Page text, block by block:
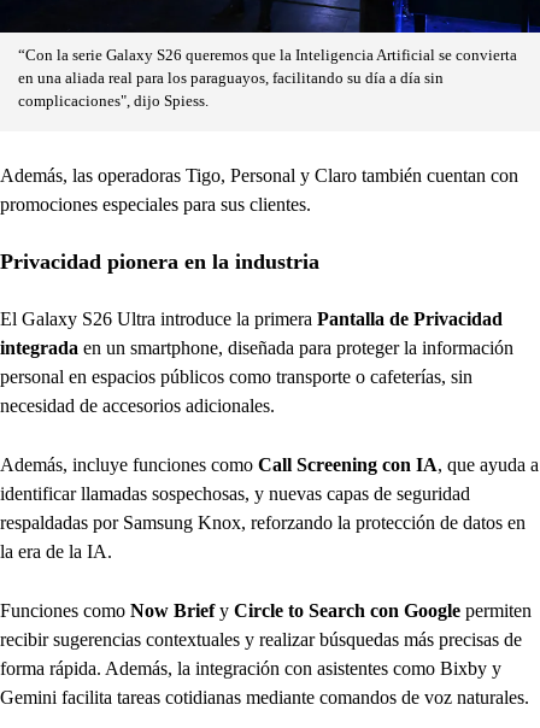
“Con la serie Galaxy S26 queremos que la Inteligencia Artificial se convierta
en una aliada real para los paraguayos, facilitando su día a día sin
complicaciones", dijo Spiess.
Además, las operadoras Tigo, Personal y Claro también cuentan con
promociones especiales para sus clientes.
Privacidad pionera en la industria
El Galaxy S26 Ultra introduce la primera Pantalla de Privacidad
integrada en un smartphone, diseñada para proteger la información
personal en espacios públicos como transporte o cafeterías, sin
necesidad de accesorios adicionales.
Además, incluye funciones como Call Screening con IA, que ayuda a
identificar llamadas sospechosas, y nuevas capas de seguridad
respaldadas por Samsung Knox, reforzando la protección de datos en
la era de la IA.
Funciones como Now Briefy Circle to Search con Google permiten
recibir sugerencias contextuales y realizar búsquedas más precisas de
forma rápida. Además, la integración con asistentes como Bixby y
Gemini facilita tareas cotidianas mediante comandos de voz naturales.